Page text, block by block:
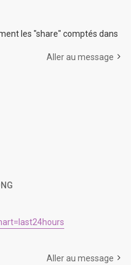
les "share" comptés dans
Aller au message
Aller au message